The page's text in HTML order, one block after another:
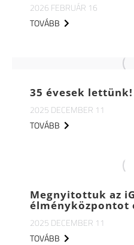
2026 FEBRUÁR 16
TOVÁBB
35 évesek lettünk!
2025 DECEMBER 11
TOVÁBB
Megnyitottuk az
élményközpontot
2025 DECEMBER 11
TOVÁBB